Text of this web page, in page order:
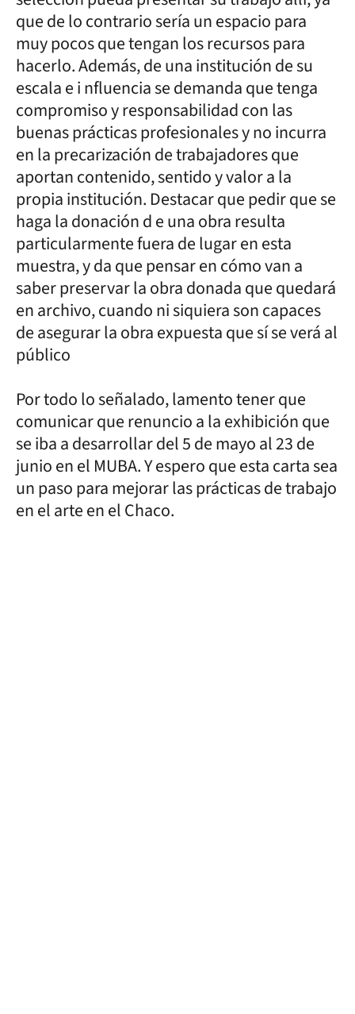
que de lo contrario sería un espacio para
muy pocos que tengan los recursos para
hacerlo. Además, de una institución de su
escala e i nfluencia se demanda que tenga
compromiso y responsabilidad con las
buenas prácticas profesionales y no incurra
en la precarización de trabajadores que
aportan contenido, sentido y valor a la
propia institución. Destacar que pedir que se
haga la donación d e una obra resulta
particularmente fuera de lugar en esta
muestra, y da que pensar en cómo van a
saber preservar la obra donada que quedará
en archivo, cuando ni siquiera son capaces
de asegurar la obra expuesta que sí se verá al
público
Por todo lo señalado, lamento tener que
comunicar que renuncio a la exhibición que
se iba a desarrollar del 5 de mayo al 23 de
junio en el MUBA. Y espero que esta carta sea
un paso para mejorar las prácticas de trabajo
en el arte en el Chaco.